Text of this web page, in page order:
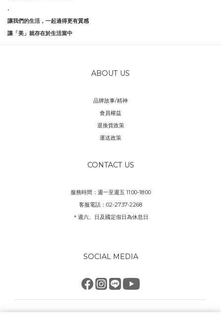
.
讓我們的生活，一起過得更有質感
讓「美」就存在於生活當中
ABOUT US
品牌故事/精神
會員權益
退換貨政策
運送政策
CONTACT US
服務時間：週一至週五 11:00-18:00
客服電話：02-2737-2268
＊週六、日及國定假日為休息日
SOCIAL MEDIA